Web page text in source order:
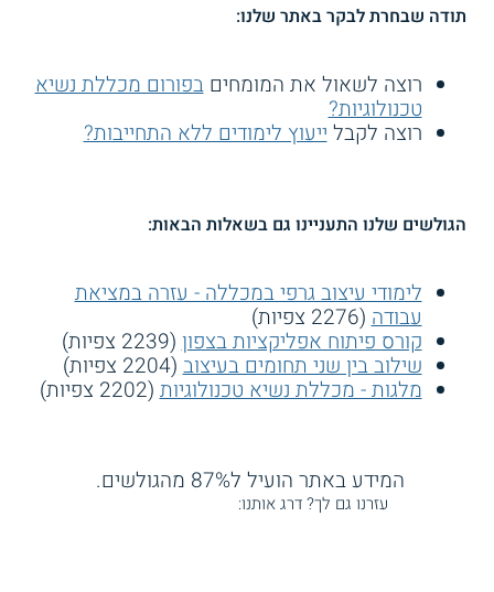
תודה שבחרת לבקר באתר שלנו:
רוצה לשאול את המומחיםבפורום מכללת נשיא
טכנולוגיות?
רוצה לקבלייעוץ לימודים ללא התחייבות?
הגולשים שלנו התעניינו גם בשאלות הבאות:
לימודי עיצוב גרפי במכללה - עזרה במציאת
עבודה(2276 צפיות)
קורס פיתוח אפליקציות בצפון(2239 צפיות)
שילוב בין שני תחומים בעיצוב(2204 צפיות)
מלגות - מכללת נשיא טכנולוגיות(2202 צפיות)
המידע באתר הועיל ל87% מהגולשים.
עזרנו גם לך? דרג אותנו: